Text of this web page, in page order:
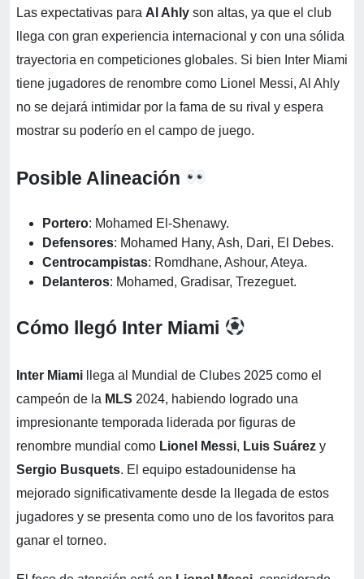
Las expectativas para Al Ahly son altas, ya que el club
llega con gran experiencia internacional y con una sólida
trayectoria en competiciones globales. Si bien Inter Miami
tiene jugadores de renombre como Lionel Messi, Al Ahly
no se dejará intimidar por la fama de su rival y espera
mostrar su poderío en el campo de juego.
Posible Alineación
Portero: Mohamed El-Shenawy.
Defensores: Mohamed Hany, Ash, Dari, El Debes.
Centrocampistas: Romdhane, Ashour, Ateya.
Delanteros: Mohamed, Gradisar, Trezeguet.
Cómo llegó Inter Miami
Inter Miami llega al Mundial de Clubes 2025 como el
campeón de la MLS 2024, habiendo logrado una
impresionante temporada liderada por figuras de
renombre mundial como Lionel Messi, Luis Suárez y
Sergio Busquets. El equipo estadounidense ha
mejorado significativamente desde la llegada de estos
jugadores y se presenta como uno de los favoritos para
ganar el torneo.